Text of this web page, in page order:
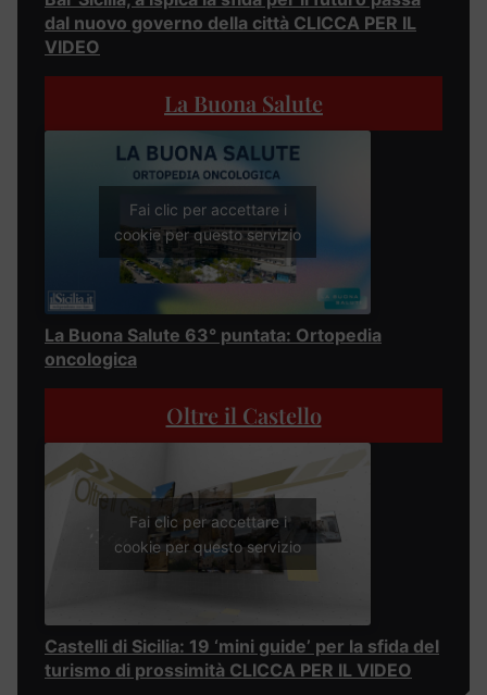
dal nuovo governo della città CLICCA PER IL
VIDEO
La Buona Salute
Fai clic per accettare i
cookie per questo servizio
La Buona Salute 63° puntata: Ortopedia
oncologica
Oltre il Castello
Fai clic per accettare i
cookie per questo servizio
Castelli di Sicilia: 19 ‘mini guide’ per la sfida del
turismo di prossimità CLICCA PER IL VIDEO